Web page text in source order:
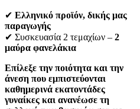
✔ Ελληνικό προϊόν, δικής μας
παραγωγής
✔ Συσκευασία 2 τεμαχίων – 2
μαύρα φανελάκια
Επίλεξε την ποιότητα και την
άνεση που εμπιστεύονται
καθημερινά εκατοντάδες
γυναίκες και ανανέωσε τη